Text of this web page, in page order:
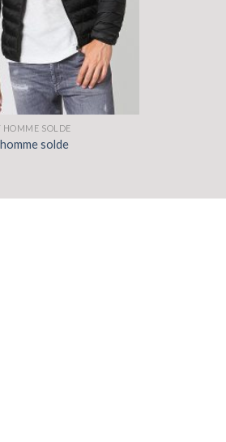
HOMME SOLDE
solde